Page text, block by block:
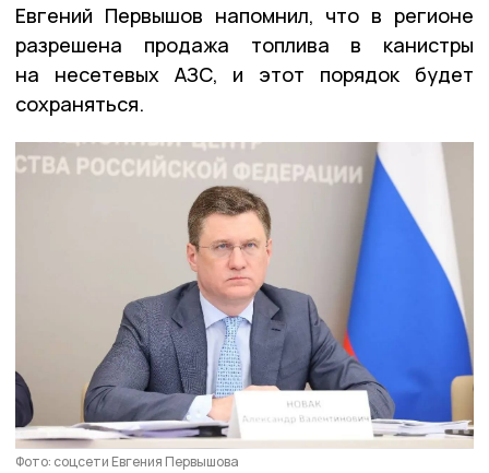
Евгений Первышов напомнил, что в регионе
разрешена продажа топлива в канистры
на несетевых АЗС, и этот порядок будет
сохраняться.
Фото: соцсети Евгения Первышова